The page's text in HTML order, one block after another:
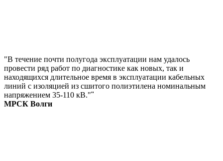
"В течение почти полугода эксплуатации нам удалось
провести ряд работ по диагностике как новых, так и
находящихся длительное время в эксплуатации кабельных
линий с изоляцией из сшитого полиэтилена номинальным
напряжением 35-110 кВ.""
МРСК Волги